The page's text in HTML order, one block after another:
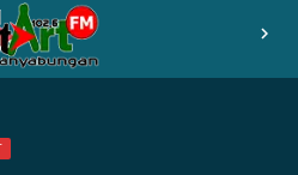
chevron_right